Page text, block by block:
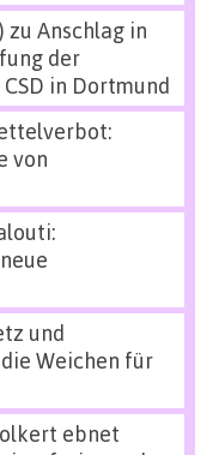
zu Anschlag in
der
in Dortmund
von
und
Weichen für
ebnet